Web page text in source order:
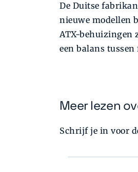
De Duitse
nieuwe modellen
ATX-behuizingen
een balans
Meer lezen
Schrijf je in voor